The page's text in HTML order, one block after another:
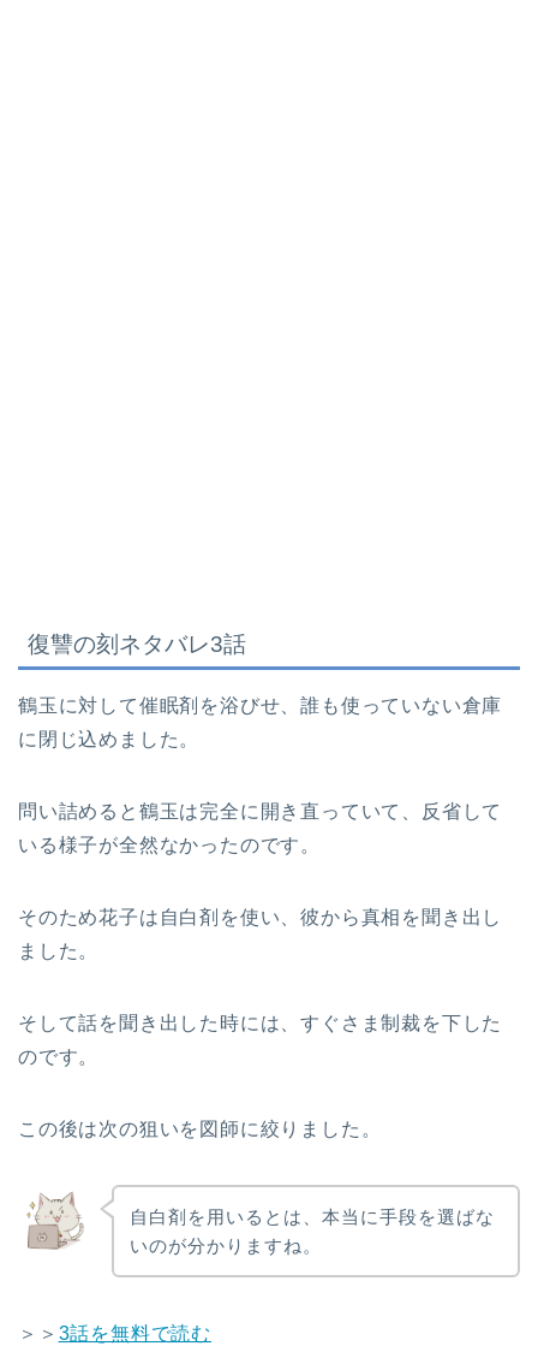
復讐の刻ネタバレ3話
鶴玉に対して催眠剤を浴びせ、誰も使っていない倉庫
に閉じ込めました。
問い詰めると鶴玉は完全に開き直っていて、反省して
いる様子が全然なかったのです。
そのため花子は自白剤を使い、彼から真相を聞き出し
ました。
そして話を聞き出した時には、すぐさま制裁を下した
のです。
この後は次の狙いを図師に絞りました。
自白剤を用いるとは、本当に手段を選ばな
いのが分かりますね。
＞＞ 3話を無料で読む